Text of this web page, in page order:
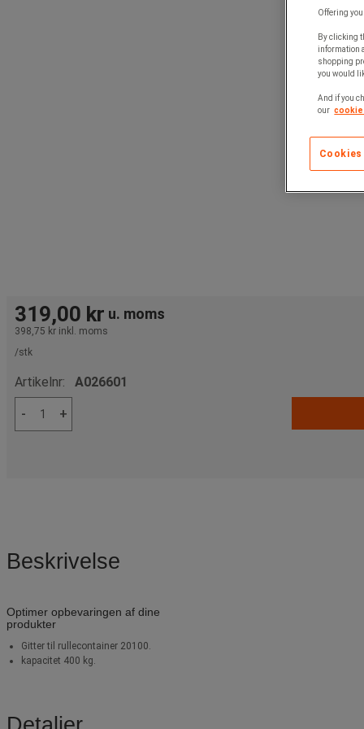
319,00 kr u. moms
398,75 kr inkl. moms
/stk
Artikelnr: A026601
- +
Beskrivelse
Optimer opbevaringen af dine
produkter
Gitter til rullecontainer 20100.
kapacitet 400 kg.
Offering
By clicking
information
shopping
you would
And if you
our cookie